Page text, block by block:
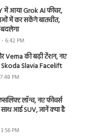
में आया Grok AI फीचर,
में कर सकेंगे बातचीत,
बदलेगा
6:42 PM
Verna की बढ़ी टेंशन, नए
Skoda Slavia Facelift
PM
लॉन्च, नए फीचर्स
आई SUV, जानें क्या है
PM